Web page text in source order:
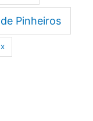
Pinheiros